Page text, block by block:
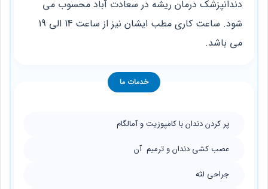
دندانپزشک درمان ریشه در سعادت آباد محسوب می
‌شود. ساعت کاری مطب ایشان نیز از ساعت 14 الی 19
می ‌باشد.
خدمات ما
پر کردن دندان با کامپوزیت و آمالگام
عصب کشی دندان و ترمیم آن
جراحی لثه